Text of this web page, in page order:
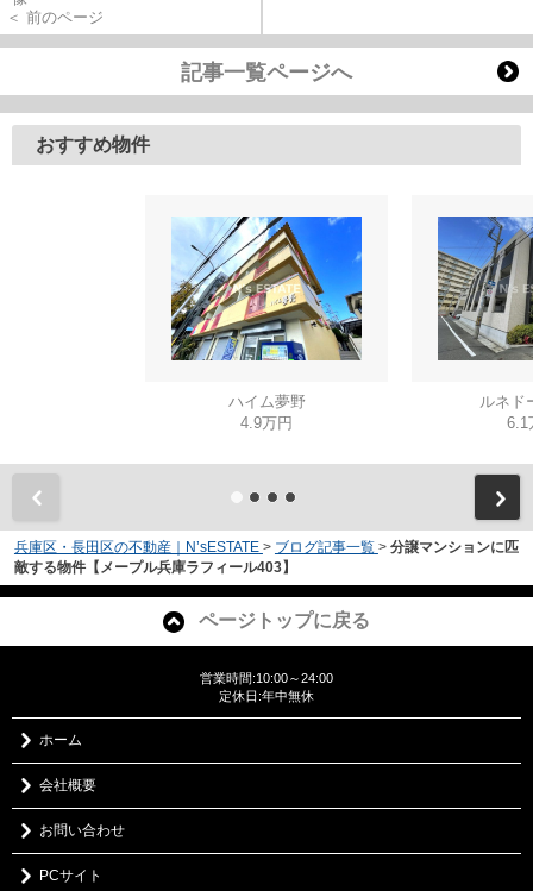
＜ 前のページ
記事一覧ページへ
おすすめ物件
ハイム夢野
4.9万円
ルネド
6.1
兵庫区・長田区の不動産｜N’sESTATE > ブログ記事一覧 > 分譲マンションに匹
敵する物件【メープル兵庫ラフィール403】
ページトップに戻る
営業時間:10:00～24:00
定休日:年中無休
ホーム
会社概要
お問い合わせ
PCサイト